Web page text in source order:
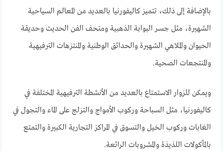
بالإضافة إلى ذلك، تتميز كاليفورنيا بالعديد من المعالم السياحية
الشهيرة، مثل جسر البوابة الذهبية ومتحف الفن الحديث وحديقة
الحيوان والملاهي الشهيرة والحدائق الوطنية والمنتزهات الترفيهية
والمنتجعات الصحية.
ويمكن للزوار الاستمتاع بالعديد من الأنشطة الترفيهية المختلفة في
كاليفورنيا، مثل السباحة وركوب الأمواج والتزلج على الماء والتجول في
الغابات وركوب الخيل والتسوق في المراكز التجارية الكبيرة والتمتع
بالمأكولات اللذيذة والمشروبات الرائعة.